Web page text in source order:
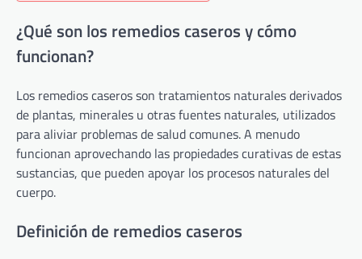
¿Qué son los remedios caseros y cómo
funcionan?
Los remedios caseros son tratamientos naturales derivados
de plantas, minerales u otras fuentes naturales, utilizados
para aliviar problemas de salud comunes. A menudo
funcionan aprovechando las propiedades curativas de estas
sustancias, que pueden apoyar los procesos naturales del
cuerpo.
Definición de remedios caseros